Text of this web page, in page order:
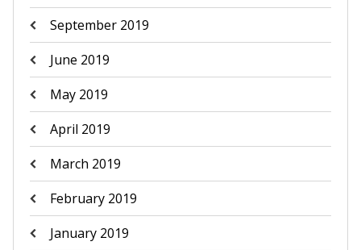
September 2019
June 2019
May 2019
April 2019
March 2019
February 2019
January 2019